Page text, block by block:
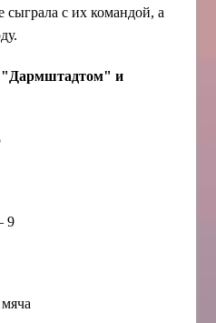
сыграла с их командой, а
"Дармштадтом" и
9